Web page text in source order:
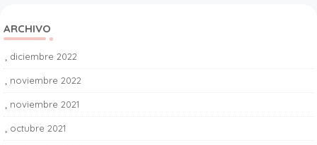
ARCHIVO
diciembre 2022
noviembre 2022
noviembre 2021
octubre 2021